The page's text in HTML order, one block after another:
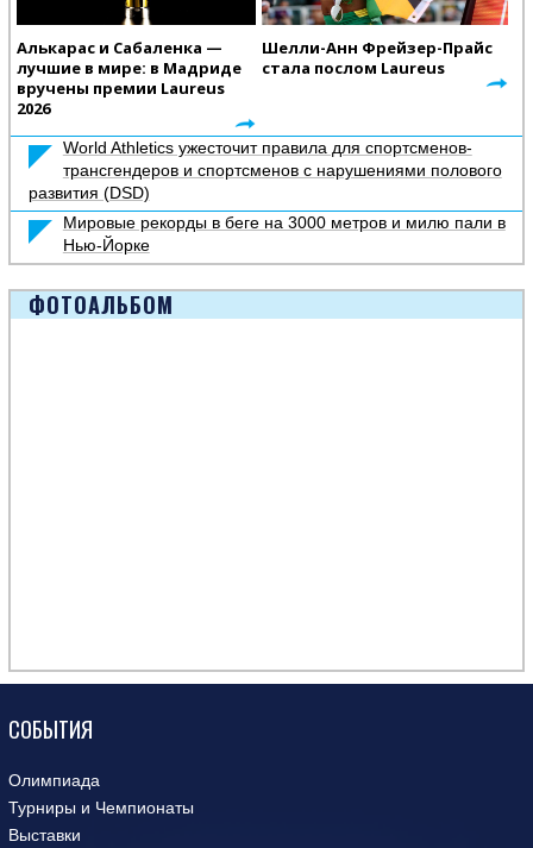
Алькарас и Сабаленка —
лучшие в мире: в Мадриде
вручены премии Laureus
2026
Шелли-Анн Фрейзер-Прайс
стала послом Laureus
World Athletics ужесточит правила для спортсменов-
трансгендеров и спортсменов с нарушениями полового
развития (DSD)
Мировые рекорды в беге на 3000 метров и милю пали в
Нью-Йорке
ФОТОАЛЬБОМ
СОБЫТИЯ
Олимпиада
Турниры и Чемпионаты
Выставки